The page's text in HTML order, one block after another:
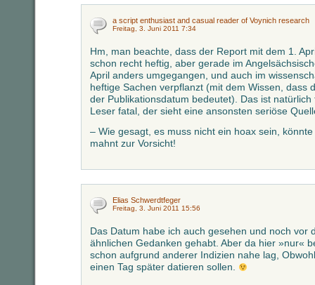
a script enthusiast and casual reader of Voynich research
Freitag, 3. Juni 2011 7:34
Hm, man beachte, dass der Report mit dem 1.
schon recht heftig, aber gerade im
April anders umgegangen, und auch im
heftige Sachen verpflanzt (mit dem Wissen, dass
der Publikationsdatum bedeutet). Das ist
Leser fatal, der sieht eine ansonsten seriöse
– Wie gesagt, es muss nicht ein hoax sein,
mahnt zur Vorsicht!
Elias Schwerdtfeger
Freitag, 3. Juni 2011 15:56
Das Datum habe ich auch gesehen und noch vor
ähnlichen Gedanken gehabt. Aber da hier »nur«
schon aufgrund anderer Indizien nahe lag,
einen Tag später datieren sollen.